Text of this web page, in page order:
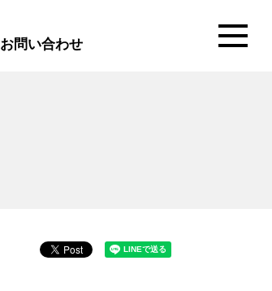
お問い合わせ